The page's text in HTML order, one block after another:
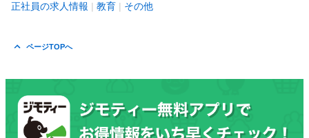
正社員の求人情報 教育 その他
ページTOPへ